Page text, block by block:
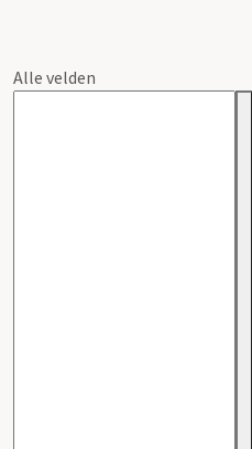
Alle velden